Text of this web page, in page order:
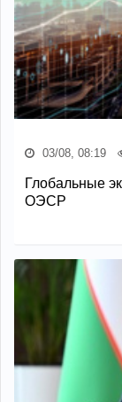
03/08, 08:19
Глобальные
ОЭСР